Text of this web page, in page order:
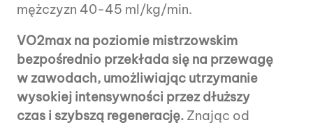
mężczyzn 40-45 ml/kg/min.
VO2max na poziomie mistrzowskim
bezpośrednio przekłada się na przewagę
w zawodach, umożliwiając utrzymanie
wysokiej intensywności przez dłuższy
czas i szybszą regenerację. Znając od